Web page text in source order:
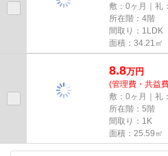
敷：0ヶ月｜礼
所在階：4階
間取り：1LDK
面積：34.21㎡
8.8万円
(管理費・共益
敷：0ヶ月｜礼
所在階：5階
間取り：1K
面積：25.59㎡